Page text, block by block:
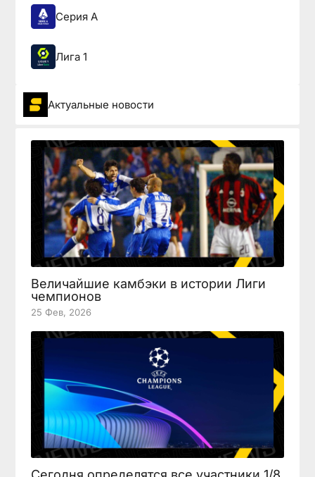
Серия А
Лига 1
Актуальные новости
Величайшие камбэки в истории Лиги
чемпионов
25 Фев, 2026